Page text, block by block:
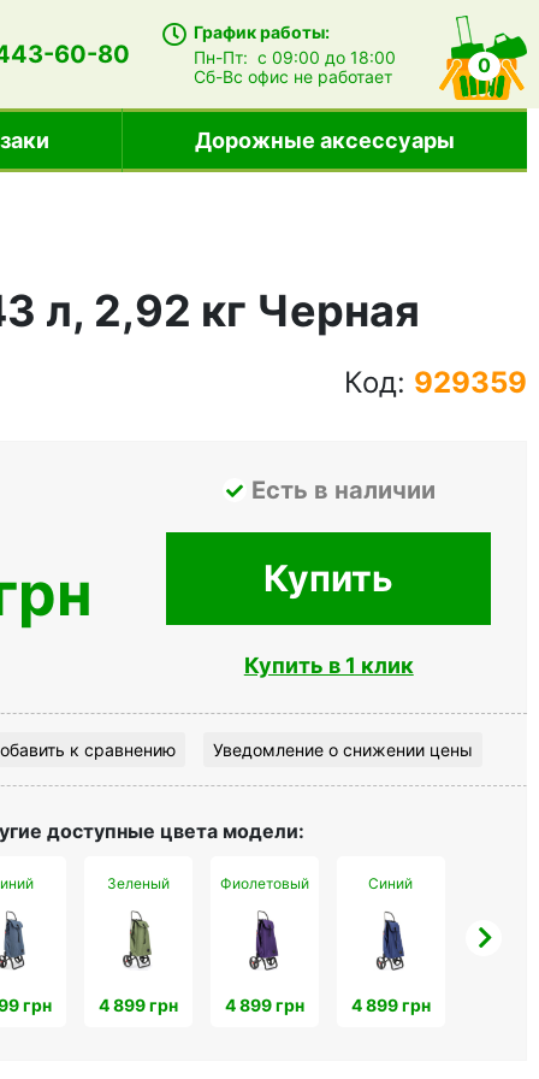
60-80
График работы:
Пн-Пт:с 09:00 до 18:00
Сб-Всофис не работает 0
Дорожные аксессуары
л, 2,92 кг Черная
Код: 929359
Есть в наличии
Купить
Купить в 1 клик
к сравнению Уведомление о снижении цены
доступные цвета модели:
грн
Зеленый
4 899 грн
Фиолетовый
4 899 грн
Синий
4 899 грн